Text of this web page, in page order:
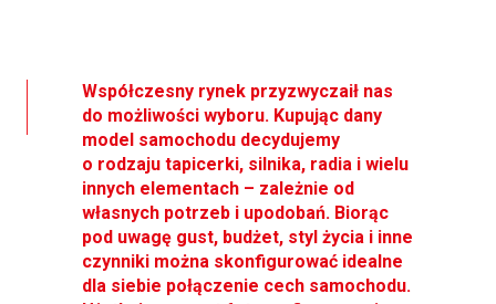
Współczesny rynek przyzwyczaił nas
do możliwości wyboru. Kupując dany
model samochodu decydujemy
o rodzaju tapicerki, silnika, radia i wielu
innych elementach – zależnie od
własnych potrzeb i upodobań. Biorąc
pod uwagę gust, budżet, styl życia i inne
czynniki można skonfigurować idealne
dla siebie połączenie cech samochodu.